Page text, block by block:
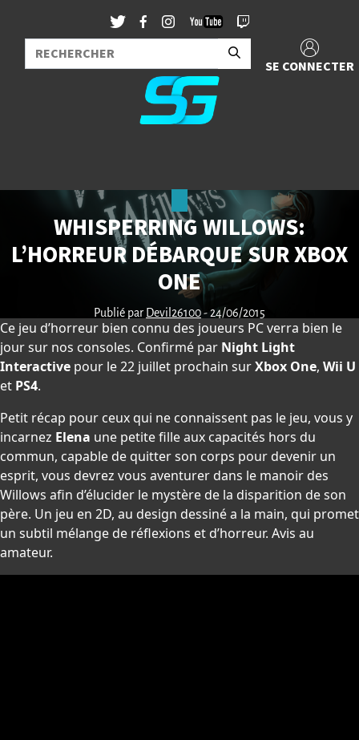
SE CONNECTER
WHISPERRING WILLOWS:
L’HORREUR DÉBARQUE SUR XBOX
ONE
Publié par Devil26100- 24/06/2015
Ce jeu d’horreur bien connu des joueurs PC verra bien le
jour sur nos consoles. Confirmé par Night Light
Interactive pour le 22 juillet prochain surXbox One, Wii U
et PS4.
Petit récap pour ceux qui ne connaissent pas le jeu, vous y
incarnez Elena une petite fille aux capacités hors du
commun, capable de quitter son corps pour devenir un
esprit, vous devrez vous aventurer dans le manoir des
Willows afin d’élucider le mystère de la disparition de son
père. Un jeu en 2D, au design dessiné a la main, qui promet
un subtil mélange de réflexions et d’horreur. Avis au
amateur.